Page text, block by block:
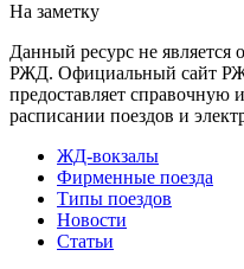
На заметку
Данный ресурс не является
РЖД. Официальный сайт
предоставляет справочную
расписании поездов и
ЖД-вокзалы
Фирменные поезда
Типы поездов
Новости
Статьи